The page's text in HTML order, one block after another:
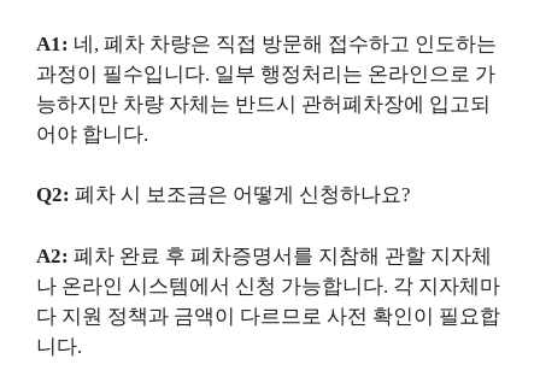
A1: 네, 폐차 차량은 직접 방문해 접수하고 인도하는
과정이 필수입니다. 일부 행정처리는 온라인으로 가
능하지만 차량 자체는 반드시 관허폐차장에 입고되
어야 합니다.
Q2: 폐차 시 보조금은 어떻게 신청하나요?
A2: 폐차 완료 후 폐차증명서를 지참해 관할 지자체
나 온라인 시스템에서 신청 가능합니다. 각 지자체마
다 지원 정책과 금액이 다르므로 사전 확인이 필요합
니다.